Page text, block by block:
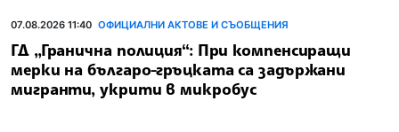
07.08.2026 11:40 ОФИЦИАЛНИ АКТОВЕ И СЪОБЩЕНИЯ
ГД „Гранична полиция“: При компенсиращи
мерки на българо-гръцката са задържани
мигранти, укрити в микробус